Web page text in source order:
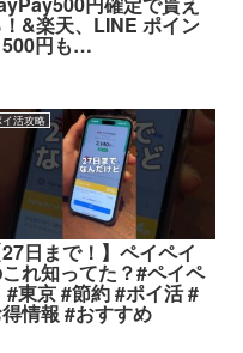
&楽天、LINE ポイン
500円も…
イ活攻略
27日まで！】ペイペイ
れ知ってた？#ペイペ
#東京 #節約 #ポイ活 #
情報 #おすすめ